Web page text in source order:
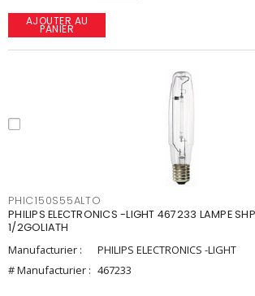
AJOUTER AU
PANIER
PHIC150S55ALTO
PHILIPS ELECTRONICS -LIGHT 467233 LAMPE
1/2GOLIATH
Manufacturier :
PHILIPS ELECTRONICS -LIGHT
# Manufacturier : 467233